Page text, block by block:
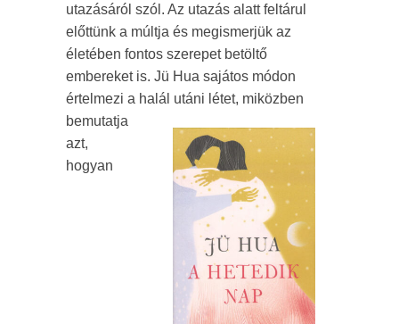
utazásáról szól. Az utazás alatt feltárul
előttünk a múltja és megismerjük az
életében fontos szerepet betöltő
embereket is. Jü Hua sajátos módon
értelmezi a halál utáni létet, miközben
bemutatja
azt,
hogyan